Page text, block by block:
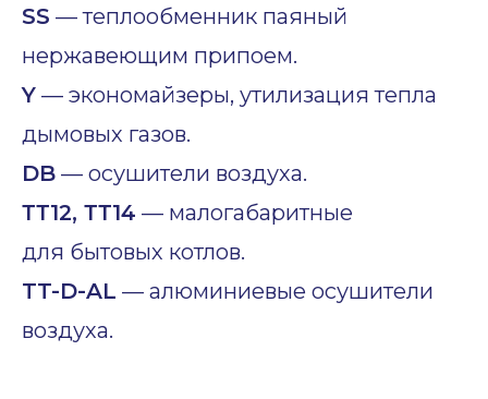
SS — теплообменник паяный
нержавеющим припоем.
Y — экономайзеры, утилизация тепла
дымовых газов.
DB — осушители воздуха.
ТТ12, ТТ14 — малогабаритные
для бытовых котлов.
TT-D-AL — алюминиевые осушители
воздуха.